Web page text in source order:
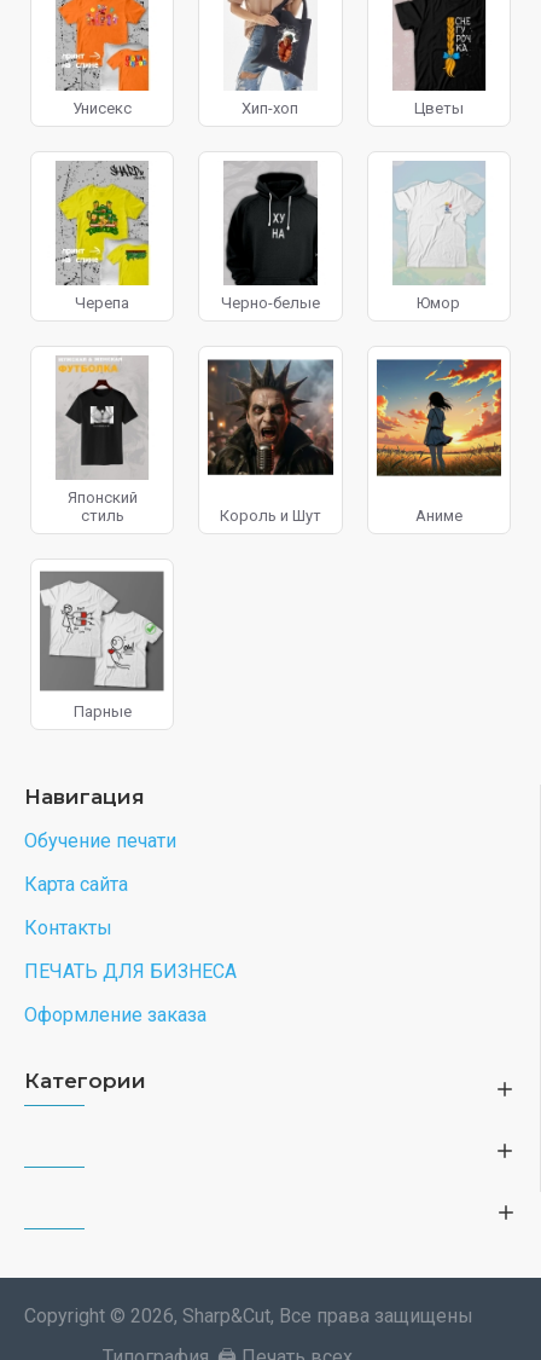
Унисекс Хип-хоп Цветы
Черепа Черно-белые Юмор
Японский
стиль
Король и Шут Аниме
Парные
Навигация
Обучение печати
Карта сайта
Контакты
ПЕЧАТЬ ДЛЯ БИЗНЕСА
Оформление заказа
Категории
Copyright © 2026, Sharp&Cut, Все права защищены